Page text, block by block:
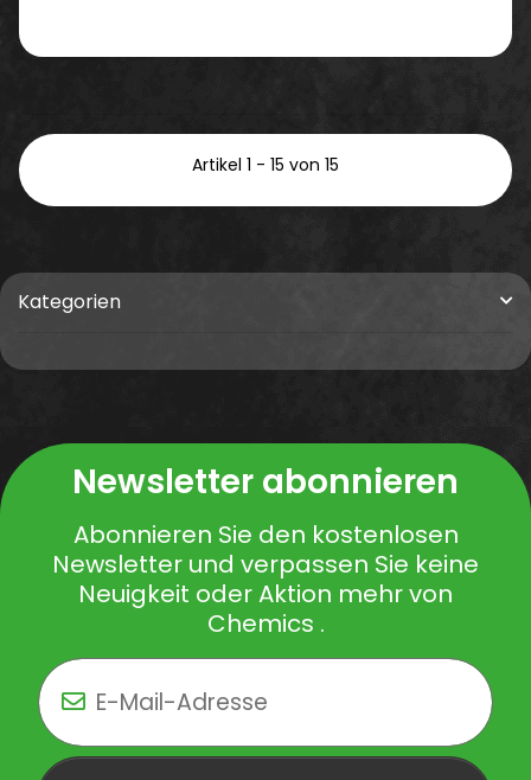
Artikel 1 - 15 von 15
Kategorien
Newsletter abonnieren
Abonnieren Sie den kostenlosen
Newsletter und verpassen Sie keine
Neuigkeit oder Aktion mehr von
Chemics .